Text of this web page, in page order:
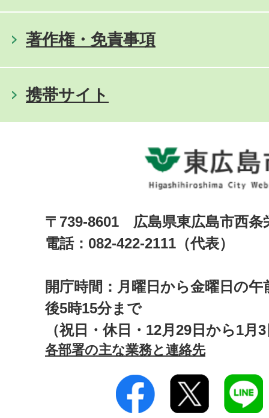
著作権・免責事項
携帯サイト
〒739-8601 広島県東広島市西
電話：082-422-2111（代表）
開庁時間：月曜日から金曜日の午
後5時15分まで
（祝日・休日・12月29日から1月
各部署の主な業務と連絡先